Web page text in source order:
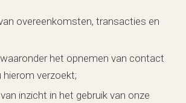
overeenkomsten, transacties en
het opnemen van contact
hierom verzoekt;
inzicht in het gebruik van onze